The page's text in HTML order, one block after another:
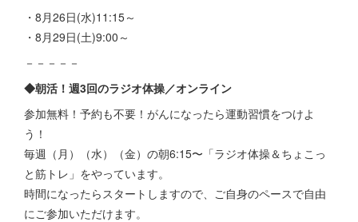
・8月26日(水)11:15～
・8月29日(土)9:00～
－－－－－
◆朝活！週3回のラジオ体操／オンライン
参加無料！予約も不要！がんになったら運動習慣をつけよ
う！
毎週（月）（水）（金）の朝6:15〜「ラジオ体操＆ちょこっ
と筋トレ」をやっています。
時間になったらスタートしますので、ご自身のペースで自由
にご参加いただけます。